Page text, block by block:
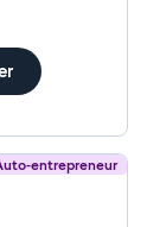
entrepreneur